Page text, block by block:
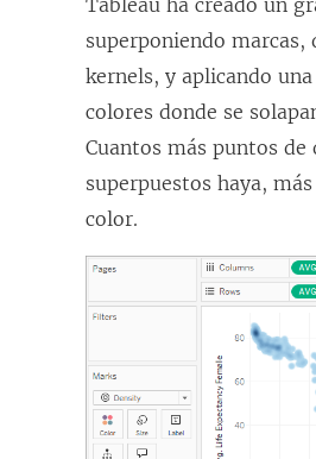
superponiendo marcas,
kernels, y aplicando
colores donde se
Cuantos más puntos de
superpuestos haya,
color.